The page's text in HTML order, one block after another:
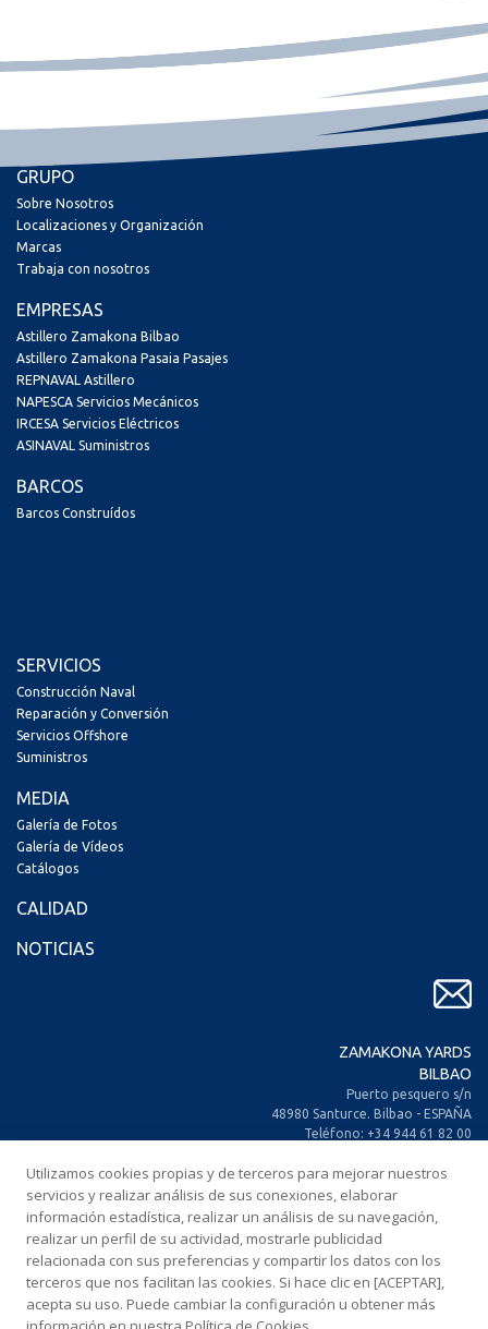
GRUPO
Sobre Nosotros
Localizaciones y Organización
Marcas
Trabaja con nosotros
EMPRESAS
Astillero Zamakona Bilbao
Astillero Zamakona Pasaia Pasajes
REPNAVAL Astillero
NAPESCA Servicios Mecánicos
IRCESA Servicios Eléctricos
ASINAVAL Suministros
BARCOS
Barcos Construídos
SERVICIOS
Construcción Naval
Reparación y Conversión
Servicios Offshore
Suministros
MEDIA
Galería de Fotos
Galería de Vídeos
Catálogos
CALIDAD
NOTICIAS
ZAMAKONA YARDS
BILBAO
Puerto pesquero s/n
48980 Santurce. Bilbao - ESPAÑA
Teléfono: +34 944 61 82 00
Fax: +34 944 61 25 80
E-mail: zamakona@zamakona.com
ZAMAKONA YARDS
ISLAS CANARIAS
CIA. Trasatlántica Española, s/n.
Dársena Exterior. Puerto de Las Palmas.
Utilizamos cookies propias y de terceros para mejorar nuestros
servicios y realizar análisis de sus conexiones, elaborar
información estadística, realizar un análisis de su navegación,
realizar un perfil de su actividad, mostrarle publicidad
relacionada con sus preferencias y compartir los datos con los
terceros que nos facilitan las cookies. Si hace clic en [ACEPTAR],
acepta su uso. Puede cambiar la configuración u obtener más